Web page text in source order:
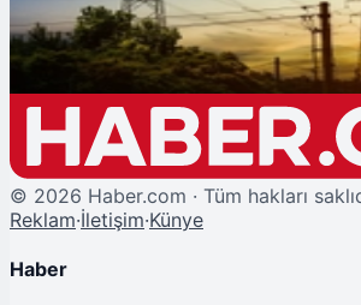
Spot Elektrik Piyasasında Fiyatlar Belli Oldu
© 2026 Haber.com · Tüm hakları
Reklam·İletişim·Künye
Haber